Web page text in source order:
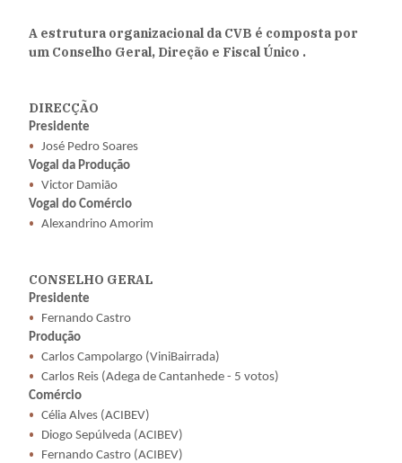
A estrutura organizacional da CVB é composta por
um Conselho Geral, Direção e Fiscal Único .
DIRECÇÃO
Presidente
José Pedro Soares
Vogal da Produção
Victor Damião
Vogal do Comércio
Alexandrino Amorim
CONSELHO GERAL
Presidente
Fernando Castro
Produção
Carlos Campolargo (ViniBairrada)
Carlos Reis (Adega de Cantanhede - 5 votos)
Comércio
Célia Alves (ACIBEV)
Diogo Sepúlveda (ACIBEV)
Fernando Castro (ACIBEV)